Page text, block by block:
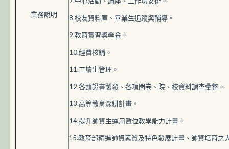
業務說明 8.校友資料庫、畢業生追蹤與輔導。
9.教育實習獎學金。
10.經費核銷。
11.工讀生管理。
12.各類證書製發、各項問卷、院、校資料調查彙整。
13.高等教育深耕計畫。
14.提升師資生運用數位教學能力計畫。
15.教育部精進師資素質及特色發展計畫、師資培育之